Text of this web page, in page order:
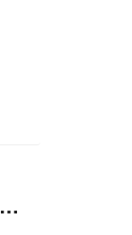
，降低炎症